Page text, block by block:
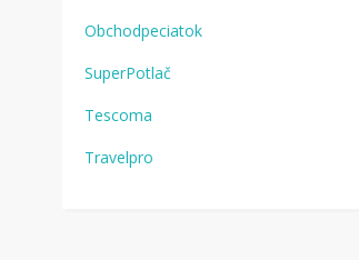
Obchodpeciatok
SuperPotlač
Tescoma
Travelpro